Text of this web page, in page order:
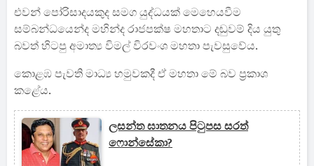
එවන් පෝරිසාදයකුද සමග යුද්ධයක් මෙහෙයවීම
සම්බන්ධයෙන්ද මහින්ද රාජපක්ෂ මහතාට දඬුවම් දිය යුතු
බවත් හිටපු අමාත්‍ය විමල් විරවංශ මහතා පැවසුවේය.
කොළඹ පැවති මාධ්‍ය හමුවකදී ඒ මහතා මේ බව ප්‍රකාශ
කළේය.
ලසන්ත ඝාතනය පිටුපස සරත්
ෆොන්සේකා?